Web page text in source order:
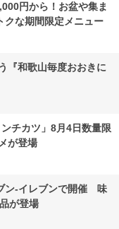
円から！お盆や集ま
クな期間限定メニュー
『和歌山毎度おおきに
チカツ」8月4日数量限
が登場
ン-イレブンで開催 味
が登場